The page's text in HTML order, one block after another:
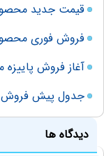
قیمت جدید محصولات
فروش فوری
آغاز فروش
جدول پیش فروش
دیدگاه ها